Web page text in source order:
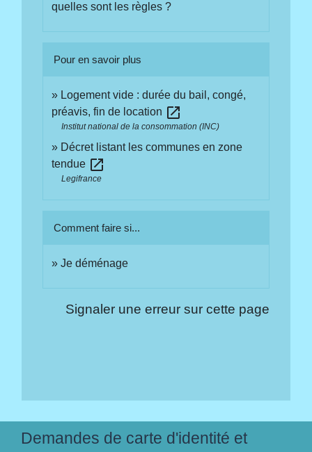
quelles sont les règles ?
Pour en savoir plus
Logement vide : durée du bail, congé,
préavis, fin de location open_in_new
Institut national de la consommation (INC)
Décret listant les communes en zone
tendue open_in_new
Legifrance
Comment faire si...
Je déménage
Signaler une erreur sur cette page
Demandes de carte d'identité et